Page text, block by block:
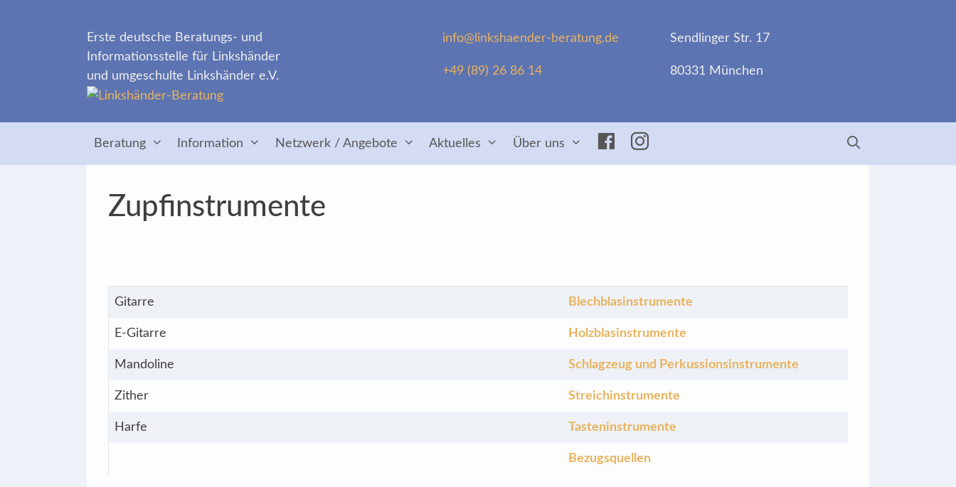
info@linkshaender-beratung.de
+49 (89) 26 86 14
Sendlinger Str. 17
80331 München
Erste deutsche Beratungs- und
Informationsstelle für Linkshänder
und umgeschulte Linkshänder e.V.
Beratung Information Netzwerk / Angebote Aktuelles Über uns Facebook
Insta
Zupfinstrumente
Gitarre Blechblasinstrumente
E-Gitarre Holzblasinstrumente
Mandoline Schlagzeug und Perkussionsinstrumente
Zither Streichinstrumente
Harfe Tasteninstrumente
Bezugsquellen